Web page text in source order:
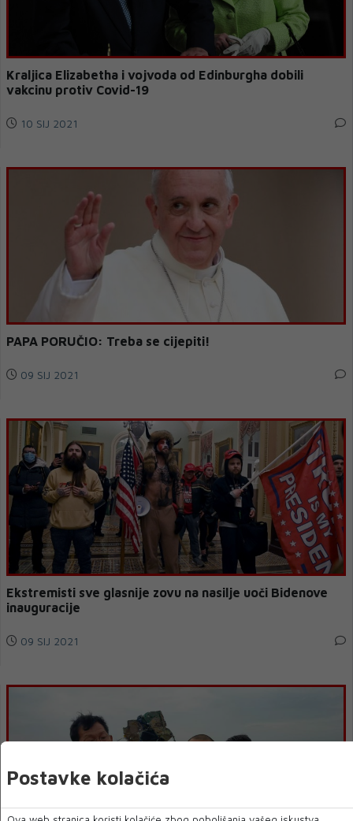
Kraljica Elizabetha i vojvoda od Edinburgha dobili
vakcinu protiv Covid-19
10 SIJ 2021
PAPA PORUČIO: Treba se cijepiti!
09 SIJ 2021
Ekstremisti sve glasnije zovu na nasilje uoči Bidenove
inauguracije
09 SIJ 2021
Postavke kolačića